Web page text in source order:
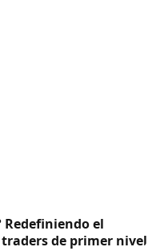
Redefiniendo el
de primer nivel